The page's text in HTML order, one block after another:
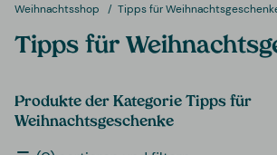
Weihnachtsshop Tipps für
Tipps für
Produkte der Kategorie Tipps für
Weihnachtsgeschenke